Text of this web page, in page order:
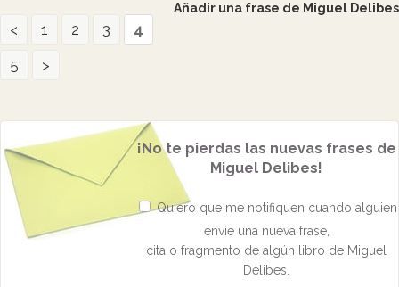
Añadir una frase de Miguel Delibes
< 1 2 3
4
5
>
¡No te pierdas las nuevas frases de
Miguel Delibes!
Quiero que me notifiquen cuando alguien
envíe una nueva frase,
cita o fragmento de algún libro de Miguel
Delibes.